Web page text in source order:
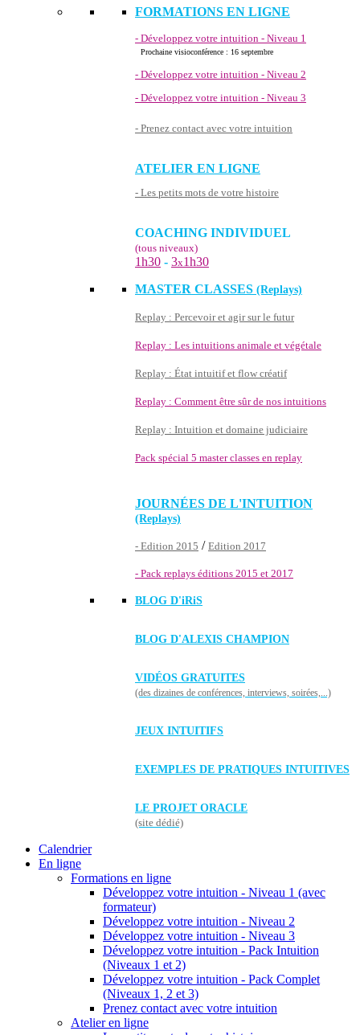
FORMATIONS EN LIGNE
- Développez votre intuition - Niveau 1
Prochaine visioconférence : 16 septembre
- Développez votre intuition - Niveau 2
- Développez votre intuition - Niveau 3
- Prenez contact avec votre intuition
ATELIER EN LIGNE
- Les petits mots de votre histoire
COACHING INDIVIDUEL
(tous niveaux)
1h30 - 3x1h30
MASTER CLASSES (Replays)
Replay : Percevoir et agir sur le futur
Replay : Les intuitions animale et végétale
Replay : État intuitif et flow créatif
Replay : Comment être sûr de nos intuitions
Replay : Intuition et domaine judiciaire
Pack spécial 5 master classes en replay
JOURNÉES DE L'INTUITION
(Replays)
- Edition 2015 / Edition 2017
- Pack replays éditions 2015 et 2017
BLOG D'iRiS
BLOG D'ALEXIS CHAMPION
VIDÉOS GRATUITES
(des dizaines de conférences, interviews, soirées,...)
JEUX INTUITIFS
EXEMPLES DE PRATIQUES INTUITIVES
LE PROJET ORACLE
(site dédié)
Calendrier
En ligne
Formations en ligne
Développez votre intuition - Niveau 1 (avec
formateur)
Développez votre intuition - Niveau 2
Développez votre intuition - Niveau 3
Développez votre intuition - Pack Intuition
(Niveaux 1 et 2)
Développez votre intuition - Pack Complet
(Niveaux 1, 2 et 3)
Prenez contact avec votre intuition
Atelier en ligne